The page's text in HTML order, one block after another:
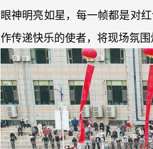
眼神明亮如星，每一帧都是对
作传递快乐的使者，将现场氛围